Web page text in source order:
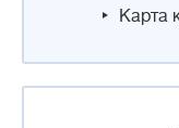
Карта